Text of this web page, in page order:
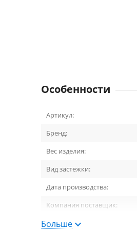
Особенности
Артикул:
Бренд:
Вес изделия:
Вид застежки:
Дата производства:
Компания поставщик:
Опушка:
Больше